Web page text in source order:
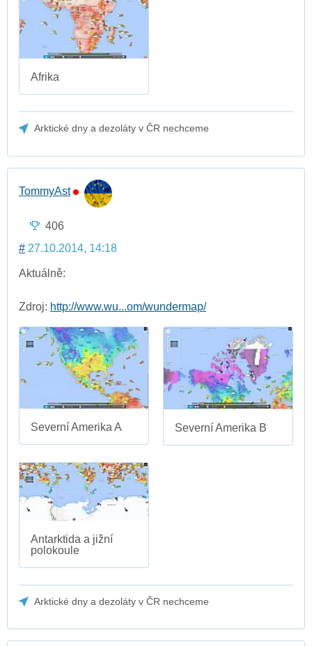
Afrika
Arktické dny a dezoláty v ČR nechceme
TommyAst
406
# 27.10.2014, 14:18
Aktuálně:
Zdroj: http://www.wu...om/wundermap/
Severní Amerika A Severní Amerika B
Antarktida a jižní
polokoule
Arktické dny a dezoláty v ČR nechceme